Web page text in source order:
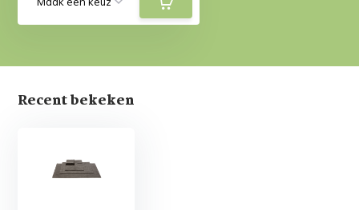
Recent bekeken